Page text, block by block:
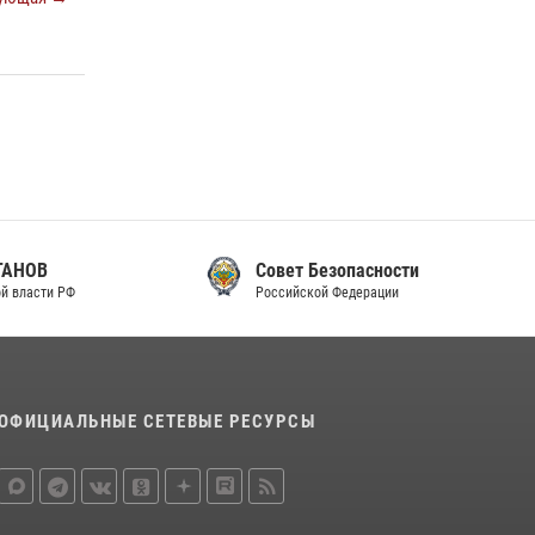
Совет Безопасности
Российской Федерации
СЕТЕВЫЕ РЕСУРСЫ